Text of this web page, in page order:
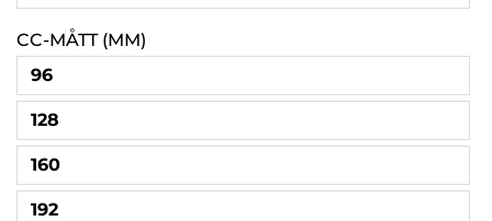
CC-MÅTT (MM)
96
128
160
192